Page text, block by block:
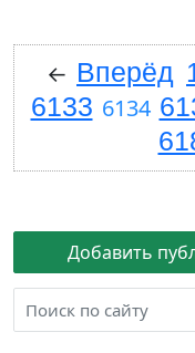
Добавить
← Вперёд
6133 6134